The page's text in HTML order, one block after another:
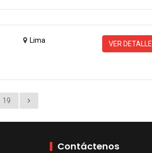
Lima VER DETALLE
19
Contáctenos